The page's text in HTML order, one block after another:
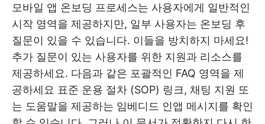
모바일 앱 온보딩 프로세스는 사용자에게 일반적인
시작 영역을 제공하지만, 일부 사용자는 온보딩 후
질문이 있을 수 있습니다. 이들을 방치하지 마세요!
추가 질문이 있는 사용자를 위한 지원과 리소스를
제공하세요. 다음과 같은 포괄적인 FAQ 영역을 제
공하세요 표준 운용 절차 (SOP) 링크, 채팅 지원 또
는 도움말을 제공하는 임베디드 인앱 메시지를 확인